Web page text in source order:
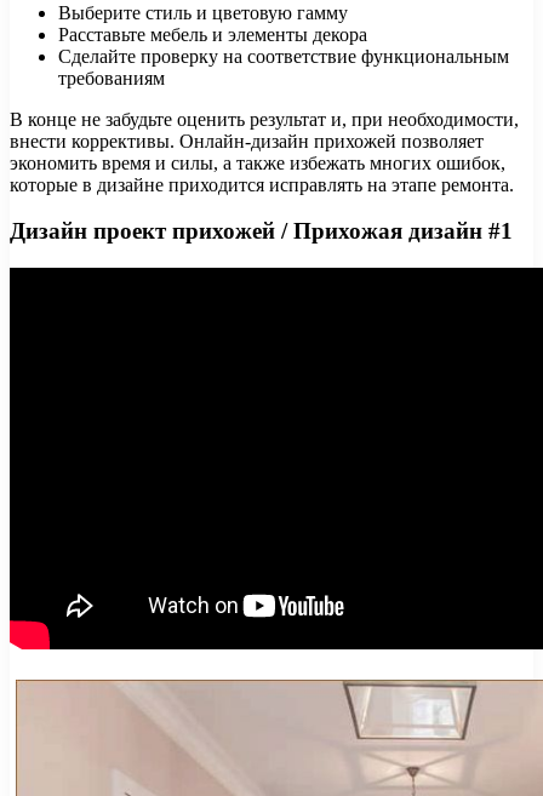
Выберите стиль и цветовую гамму
Расставьте мебель и элементы декора
Сделайте проверку на соответствие функциональным
требованиям
В конце не забудьте оценить результат и, при необходимости,
внести коррективы. Онлайн-дизайн прихожей позволяет
экономить время и силы, а также избежать многих ошибок,
которые в дизайне приходится исправлять на этапе ремонта.
Дизайн проект прихожей / Прихожая дизайн #1